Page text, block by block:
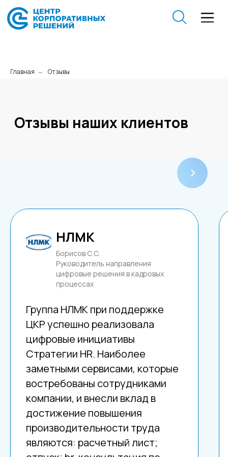
Главная → Отзывы
НЛМК
Борисов С.С.
Руководитель направления
цифровые решения в кадровых
процессах
Группа НЛМК при поддержке
ЦКР успешно реализовала
цифровые инициативы
Стратегии HR. Наиболее
заметными сервисами, которые
востребованы сотрудниками
компании, и внесли вклад в
достижение повышения
производительности труда
являются: расчетный лист;